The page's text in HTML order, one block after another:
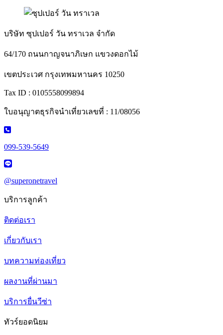
บริษัท ซุปเปอร์ วัน ทราเวล จำกัด
64/170 ถนนกาญจนาภิเษก แขวงดอกไม้
เขตประเวศ กรุงเทพมหานคร 10250
Tax ID : 0105558099894
ใบอนุญาตธุรกิจนำเที่ยวเลขที่ : 11/08056
099-539-5649
@superonetravel
บริการลูกค้า
ติดต่อเรา
เกี่ยวกับเรา
บทความท่องเที่ยว
ผลงานที่ผ่านมา
บริการยื่นวีซ่า
ทัวร์ยอดนิยม